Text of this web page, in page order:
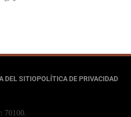
DEL SITIOPOLÍTICA DE PRIVACIDAD
70100.